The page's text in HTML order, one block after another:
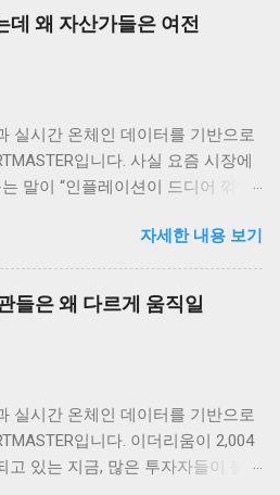
씬 복잡하고, 때로는 정반대로 작
. 오늘은 금값 움직임을 제대로 읽
수급 동향, 그리고 역발상 투자의
달하는 상황에서, 전통 자산과 디
관계도 함께 살펴볼게요. 금값과
반비례 관계가 아니다 많은 사람
이야기예요. 실제로 금은 인플레이
서 동시에 달러 강세에 민감하게
값이 떨어지는 이유는 경제가 좋아
이 급등했죠. 경제가 회복되면서가
화정책이 완화되면서 말이에요. 현
USD를 기록하고 있는 것도 같
데 왜 자산가들은 여전
실시간 온체인 데이터를 기반으로
입니다. 사실 요즘 시장에
말이 “인플레이션이 드디어 꺾였
투자자들은 안도하고 있는데, 정
가들은 여전히 긴장의 끈을 놓지
그럴까요? 오늘은 숫자 뒤에 숨어
를 풀어보겠습니다. 미국 PPI 2.6%,
있어요. PPI는 생산자 단계의 물
는 선행지표이긴 하지만, 실제 소
는 과정에서는 여러 변수가 작용하
자세한 내용 보기
들은 왜 다르게 움직일
실시간 온체인 데이터를 기반으로
입니다. 이더리움이 2,004
고 있는 지금, 많은 투자자들이 불